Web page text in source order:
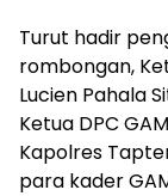
Turut hadir
rombongan,
Lucien Pahala
Ketua DPC
Kapolres
para kader